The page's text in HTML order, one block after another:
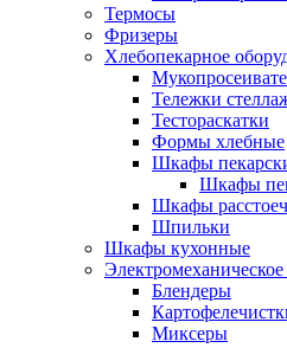
Термосы
Фризеры
Хлебопекарное
Тележки
Тестораскатки
Формы хлебные
Шкафы
Шкафы
Шкафы
Шпильки
Шкафы кухонные
Блендеры
Миксеры